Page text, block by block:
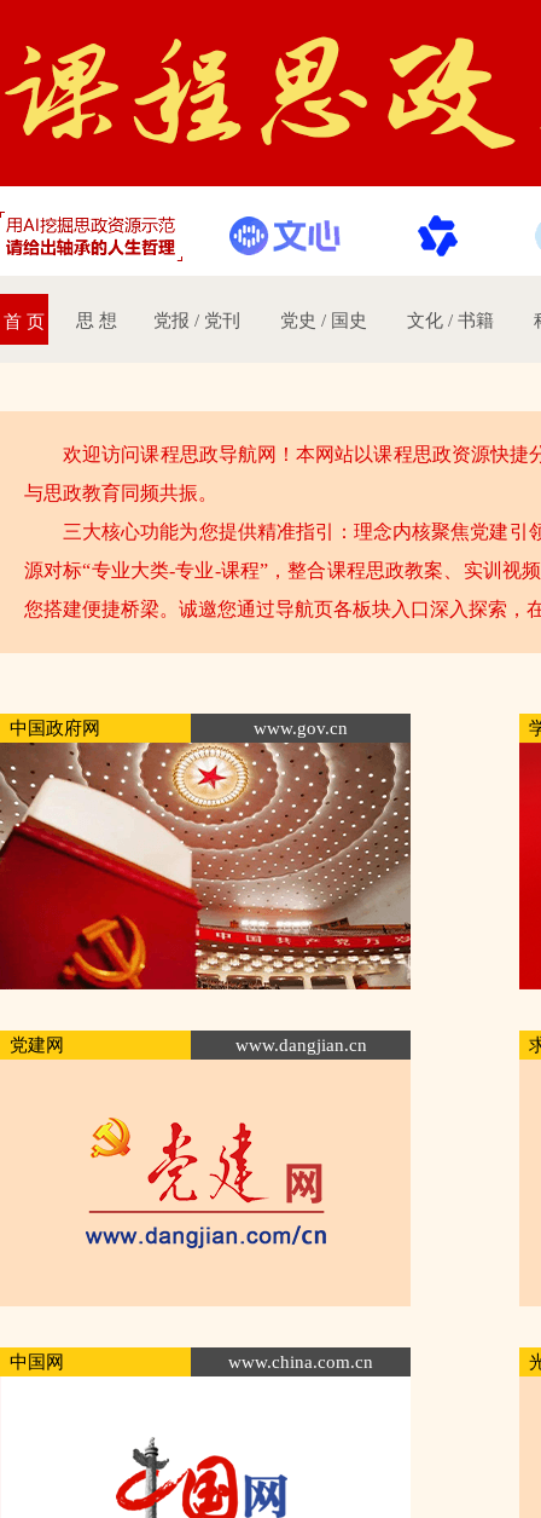
首 页 思 想 党报 / 党刊 党史 / 国史 文化 / 书籍
欢迎访问课程思政导航网！本网站以课程思政资源快捷
与思政教育同频共振。
三大核心功能为您提供精准指引：理念内核聚焦党建引
源对标“专业大类-专业-课程”，整合课程思政教案、实训视
您搭建便捷桥梁。诚邀您通过导航页各板块入口深入探索
中国政府网 www.gov.cn
党建网 www.dangjian.cn
中国网 www.china.com.cn